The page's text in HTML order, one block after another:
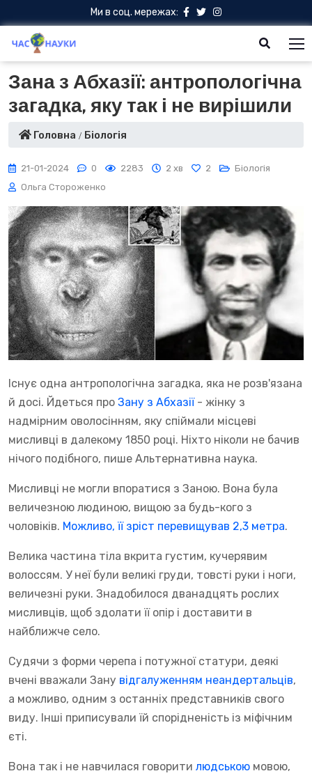
Ми в соц. мережах:
Зана з Абхазії: антропологічна
загадка, яку так і не вирішили
Головна Біологія
21-01-2024 0 2283 2 хв 2
Біологія
Ольга Стороженко
Існує одна антропологічна загадка, яка не розв'язана
й досі. Йдеться про Зану з Абхазії- жінку з
надмірним оволосінням, яку спіймали місцеві
мисливці в далекому 1850 році. Ніхто ніколи не бачив
нічого подібного, пише Альтернативна наука.
Мисливці не могли впоратися з Заною. Вона була
величезною людиною, вищою за будь-кого з
чоловіків. Можливо, її зріст перевищував 2,3 метра.
Велика частина тіла вкрита густим, кучерявим
волоссям. У неї були великі груди, товсті руки і ноги,
величезні руки. Знадобилося дванадцять рослих
мисливців, щоб здолати її опір і доставити в
найближче село.
Судячи з форми черепа і потужної статури, деякі
вчені вважали Зану відгалуженням неандертальців,
а можливо, одним з останніх представників свого
виду. Інші приписували їй спорідненість із міфічним
єті.
Вона так і не навчилася говорити людською мовою,